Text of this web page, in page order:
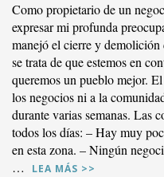
Como propietario de un
expresar mi profunda
manejó el cierre y
se trata de que estemos en
queremos un pueblo mejor.
los negocios ni a la
durante varias semanas. Las
todos los días: – Hay muy
en esta zona. – Ningún
…
LEA MÁS >>